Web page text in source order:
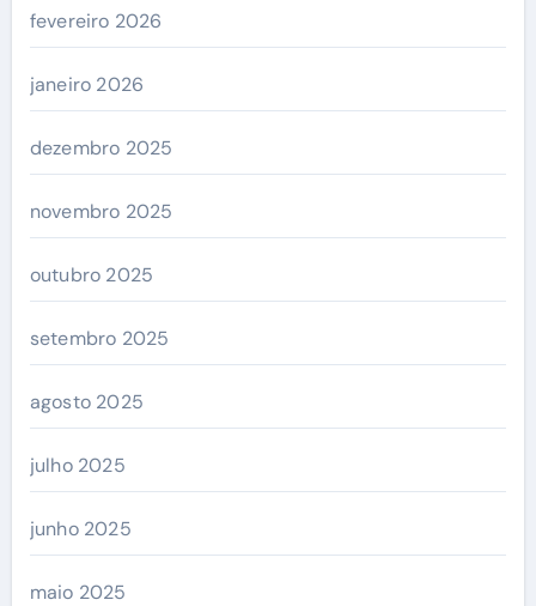
fevereiro 2026
janeiro 2026
dezembro 2025
novembro 2025
outubro 2025
setembro 2025
agosto 2025
julho 2025
junho 2025
maio 2025